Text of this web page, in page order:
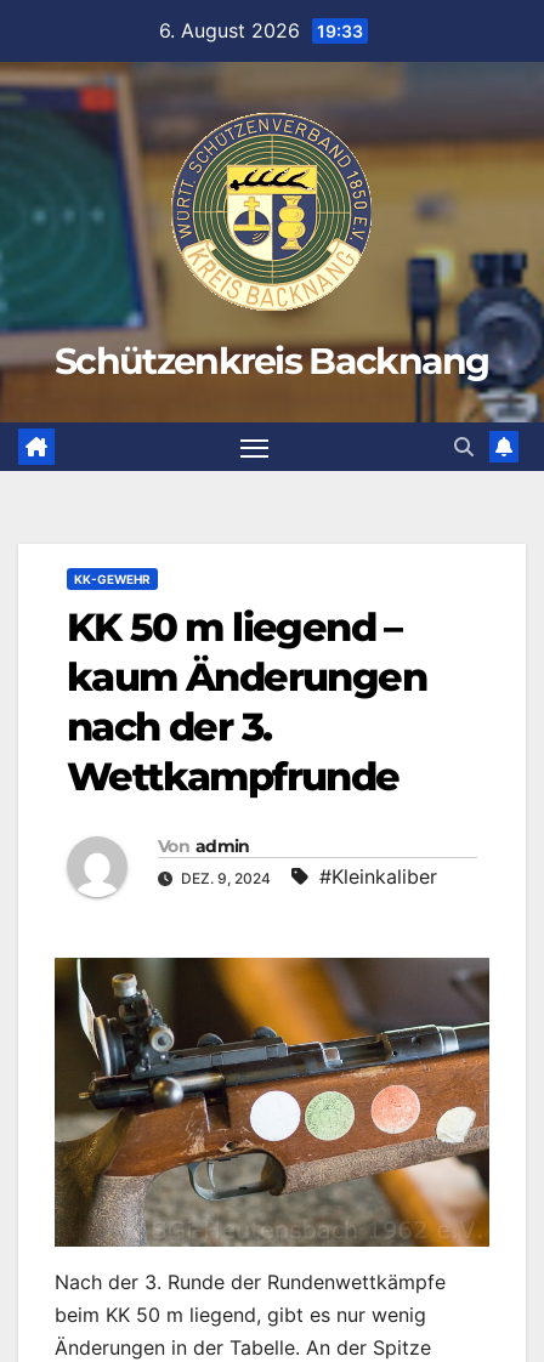
springen
6. August 2026 19:33
Schützenkreis Backnang
KK-GEWEHR
KK 50 m liegend –
kaum Änderungen
nach der 3.
Wettkampfrunde
Von admin
DEZ. 9, 2024 #Kleinkaliber
Nach der 3. Runde der Rundenwettkämpfe
beim KK 50 m liegend, gibt es nur wenig
Änderungen in der Tabelle. An der Spitze